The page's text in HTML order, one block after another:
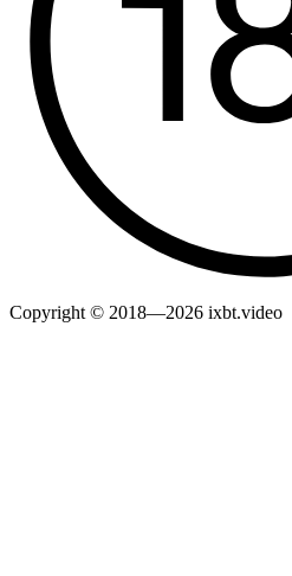
Copyright © 2018—2026 ixbt.video